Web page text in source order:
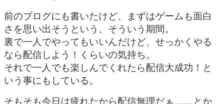
前のブログにも書いたけど、まずはゲームも面白
さを思い出そうという、そういう期間。
裏で一人でやってもいいんだけど、せっかくやる
なら配信しよう！くらいの気持ち。
それで一人でも楽しんでくれたら配信大成功！と
いう事にもしている。
そもそも今日は疲れたから配信無理だぁ……とか